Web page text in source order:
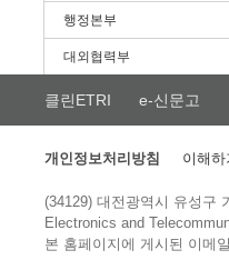
행정본부
대외협력부
클린ETRI e-신문고
개인정보처리방침 이해
(34129) 대전광역시 유성구
Electronics and
본 홈페이지에 게시된 이메